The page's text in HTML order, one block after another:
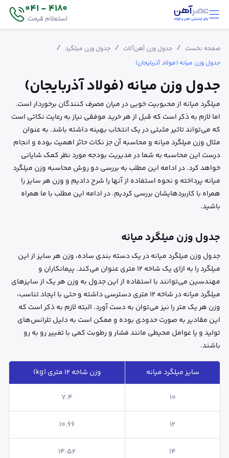
4180 - 041
استعلام قیمت
صفحه نخست / جدول وزن آهن‌آلات / جدول وزن میلگرد /
جدول وزن میانه (فولاد آذربایجان)
جدول وزن میانه (فولاد آذربایجان)
میلگرد میانه از محبوبیت خوبی در میان مصرف کنندگان برخوردار است.
اما لازم به ذکر است که قبل از هر خرید موفقی نیاز به رعایت نکاتی است
که می‌تواند تاثیر مثبتی در یک انتخاب بهینه داشته باشد. به عنوان
مثال وزن میلگرد میانه و محاسبه آن جز نکات حائز اهمیت بوده و انجام
درست این محاسبه به شما در مدیریت بودجه مورد نظر کمک شایانی
خواهد کرد. در ادامه این مطلب به بررسی دو روش محاسبه وزن میلگرد
میانه پرداخته و نحوه استفاده از آنها را شرح دادیم و وزن هر سایز را
همراه با کاربردهایشان بررسی کردیم. در ادامه این مطلب با ما همراه
باشید.
جدول وزن میلگرد میانه
جدول وزن میلگرد میانه در یک دسته بندی ساده، وزن هر سایز از این
میلگرد را به ازای یک شاخه 12 متری عنوان می‌کند. پیمانکاران و
مهندسین می‌توانند با استفاده از این جدول به وزن هر یک از سایزهای
میلگرد میانه در شاخه 12 متری دسترسی داشته و حتی با ایجاد تناسب،
وزن هر یک متر را نیز می‌توان به دست آورد. البته لازم به ذکر است که
این مقادیر به صورت حدودی بوده و ممکن است به دلیل تلرانس‌های
تولید و یا عوامل محیطی مانند فشار و رطوبت کمی با تغییر رو به رو
باشند.
سایز میلگرد میانه وزن شاخه 12 متری (kg)
10
7.4
12
10.66
14
14.52